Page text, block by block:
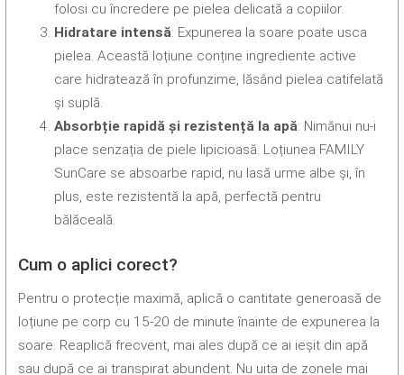
folosi cu încredere pe pielea delicată a copiilor.
Hidratare intensă: Expunerea la soare poate usca
pielea. Această loțiune conține ingrediente active
care hidratează în profunzime, lăsând pielea catifelată
și suplă.
Absorbție rapidă și rezistență la apă: Nimănui nu-i
place senzația de piele lipicioasă. Loțiunea FAMILY
SunCare se absoarbe rapid, nu lasă urme albe și, în
plus, este rezistentă la apă, perfectă pentru
bălăceală.
Cum o aplici corect?
Pentru o protecție maximă, aplică o cantitate generoasă de
loțiune pe corp cu 15-20 de minute înainte de expunerea la
soare. Reaplică frecvent, mai ales după ce ai ieșit din apă
sau după ce ai transpirat abundent. Nu uita de zonele mai